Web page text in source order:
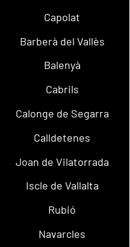
Capolat
Barberà del Vallès
Balenyà
Cabrils
Calonge de Segarra
Calldetenes
Joan de Vilatorrada
Iscle de Vallalta
Rubió
Navarcles